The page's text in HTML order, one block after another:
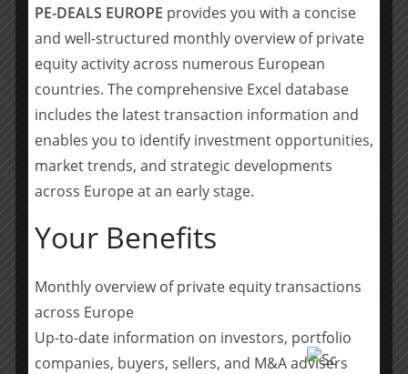
Anwaltssozietät mit 25 Büros in 13 Ländern und etwa
850 Anwälten. In Deutschland ist Shearman & Sterling
in Frankfurt und München vertreten. Die Kanzlei ist
einer der internationalen Marktführer bei der
Begleitung komplexer grenzüberschreitender
Transaktionen. Weltweit berät Shearman & Sterling vor
allem internationale Konzerne und große nationale
Unternehmen, Finanzinstitute sowie große
mittelständische Unternehmen. Mehr Informationen
Teilen
PE-DEALS EUROPE provides you with a concise
and well-structured monthly overview of private
equity activity across numerous European
countries. The comprehensive Excel database
includes the latest transaction information and
enables you to identify investment opportunities,
market trends, and strategic developments
across Europe at an early stage.
Your Benefits
Monthly overview of private equity transactions
across Europe
Up-to-date information on investors, portfolio
companies, buyers, sellers, and M&A advisers